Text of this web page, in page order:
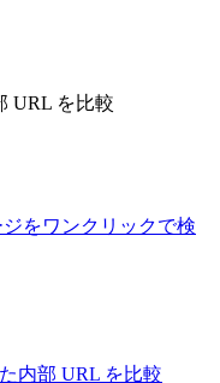
URL を比較
をワンクリックで検
内部 URL を比較